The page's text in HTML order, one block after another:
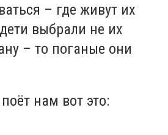
– где живут их
выбрали не их
– то поганые они
нам вот это: